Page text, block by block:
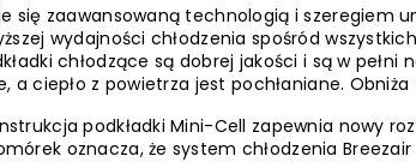
się zaawansowaną technologią i szeregiem
wydajności chłodzenia spośród
chłodzące są dobrej jakości i są w
a ciepło z powietrza jest pochłaniane.
podkładki Mini-Cell zapewnia nowy
oznacza, że system chłodzenia